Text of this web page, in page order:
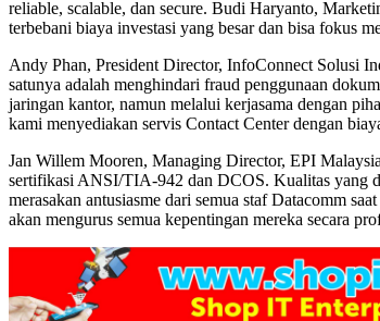
reliable, scalable, dan secure. Budi Haryanto,
terbebani biaya investasi yang besar dan bisa fokus
Andy Phan, President Director, InfoConnect Solusi
satunya adalah menghindari fraud penggunaan
jaringan kantor, namun melalui kerjasama dengan
kami menyediakan servis Contact Center dengan
Jan Willem Mooren, Managing Director, EPI
sertifikasi ANSI/TIA-942 dan DCOS. Kualitas yang
merasakan antusiasme dari semua staf Datacomm
akan mengurus semua kepentingan mereka secara